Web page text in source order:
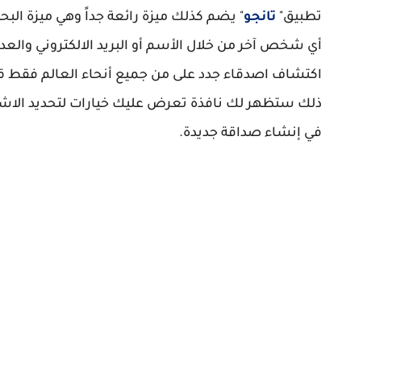
تطبيق" تانجو" يضم كذلك ميزة رائعة جداً وهي ميزة
أي شخص آخر من خلال الأسم أو البريد الالكتروني
اكتشاف اصدقاء جدد على من جميع أنحاء العالم فقط
ذلك ستظهر لك نافذة تعرض عليك خيارات لتحديد
في إنشاء صداقة جديدة.